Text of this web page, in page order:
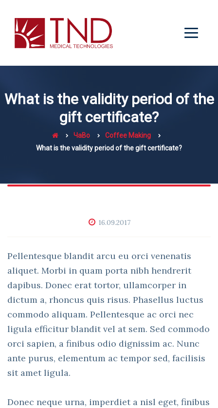
What is the validity period of the
gift certificate?
ЧаВо
Coffee Making
What is the validity period of the gift certificate?
16.09.2017
Pellentesque blandit arcu eu orci venenatis
aliquet. Morbi in quam porta nibh hendrerit
dapibus. Donec erat tortor, ullamcorper in
dictum a, rhoncus quis risus. Phasellus luctus
commodo aliquam. Pellentesque ac orci nec
ligula efficitur blandit vel at sem. Sed commodo
orci sapien, a finibus odio dignissim ac. Nunc
ante purus, elementum ac tempor sed, facilisis
sit amet ligula.
Donec neque urna, imperdiet a nisl eget, finibus